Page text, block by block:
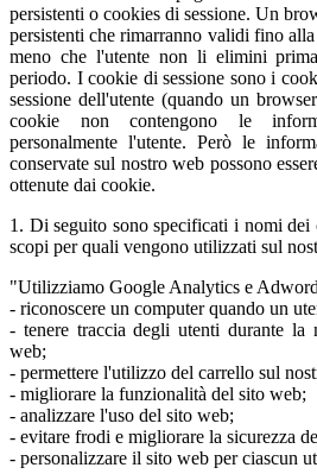
persistenti o cookies di sessione. Un
persistenti che rimarranno validi fino
meno che l'utente non li elimini
periodo. I cookie di sessione sono i
sessione dell'utente (quando un
cookie non contengono le
personalmente l'utente. Però le
conservate sul nostro web possono
ottenute dai cookie.
1. Di seguito sono specificati i nomi
scopi per quali vengono utilizzati sul
"Utilizziamo Google Analytics e
- riconoscere un computer quando un
- tenere traccia degli utenti durante la
web;
- permettere l'utilizzo del carrello sul
- migliorare la funzionalità del sito web;
- analizzare l'uso del sito web;
- evitare frodi e migliorare la sicurezza
- personalizzare il sito web per ciascun